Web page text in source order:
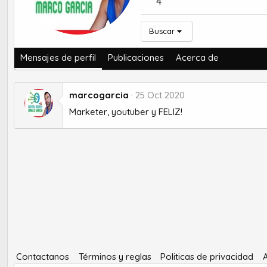
Buscar
Mensajes de perfil Publicaciones Acerca de
marcogarcia
25 Oct 2020
Marketer, youtuber y FELIZ!
Contactanos Términos y reglas Politicas de privacidad